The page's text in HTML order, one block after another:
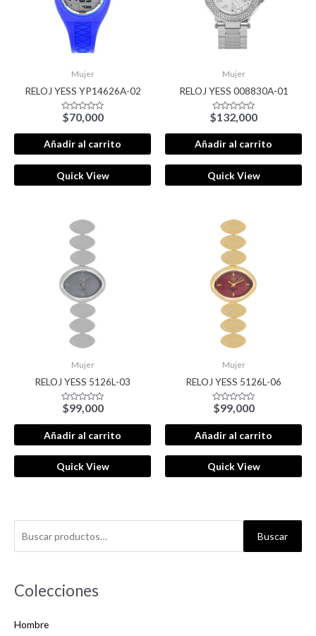
c
r
Buscar
Colecciones
Hombre
Mujer
RELOJ YESS YP14626A-02
Valorado
con
0
de
5
$70,000
Añadir al carrito
Quick View
Mujer
RELOJ YESS 008830A-01
Valorado
con
0
de
5
$132,000
Añadir al carrito
Quick View
Mujer
RELOJ YESS 5126L-03
Valorado
con
0
de
5
$99,000
Añadir al carrito
Quick View
Mujer
RELOJ YESS 5126L-06
Valorado
con
0
de
5
$99,000
Añadir al carrito
Quick View